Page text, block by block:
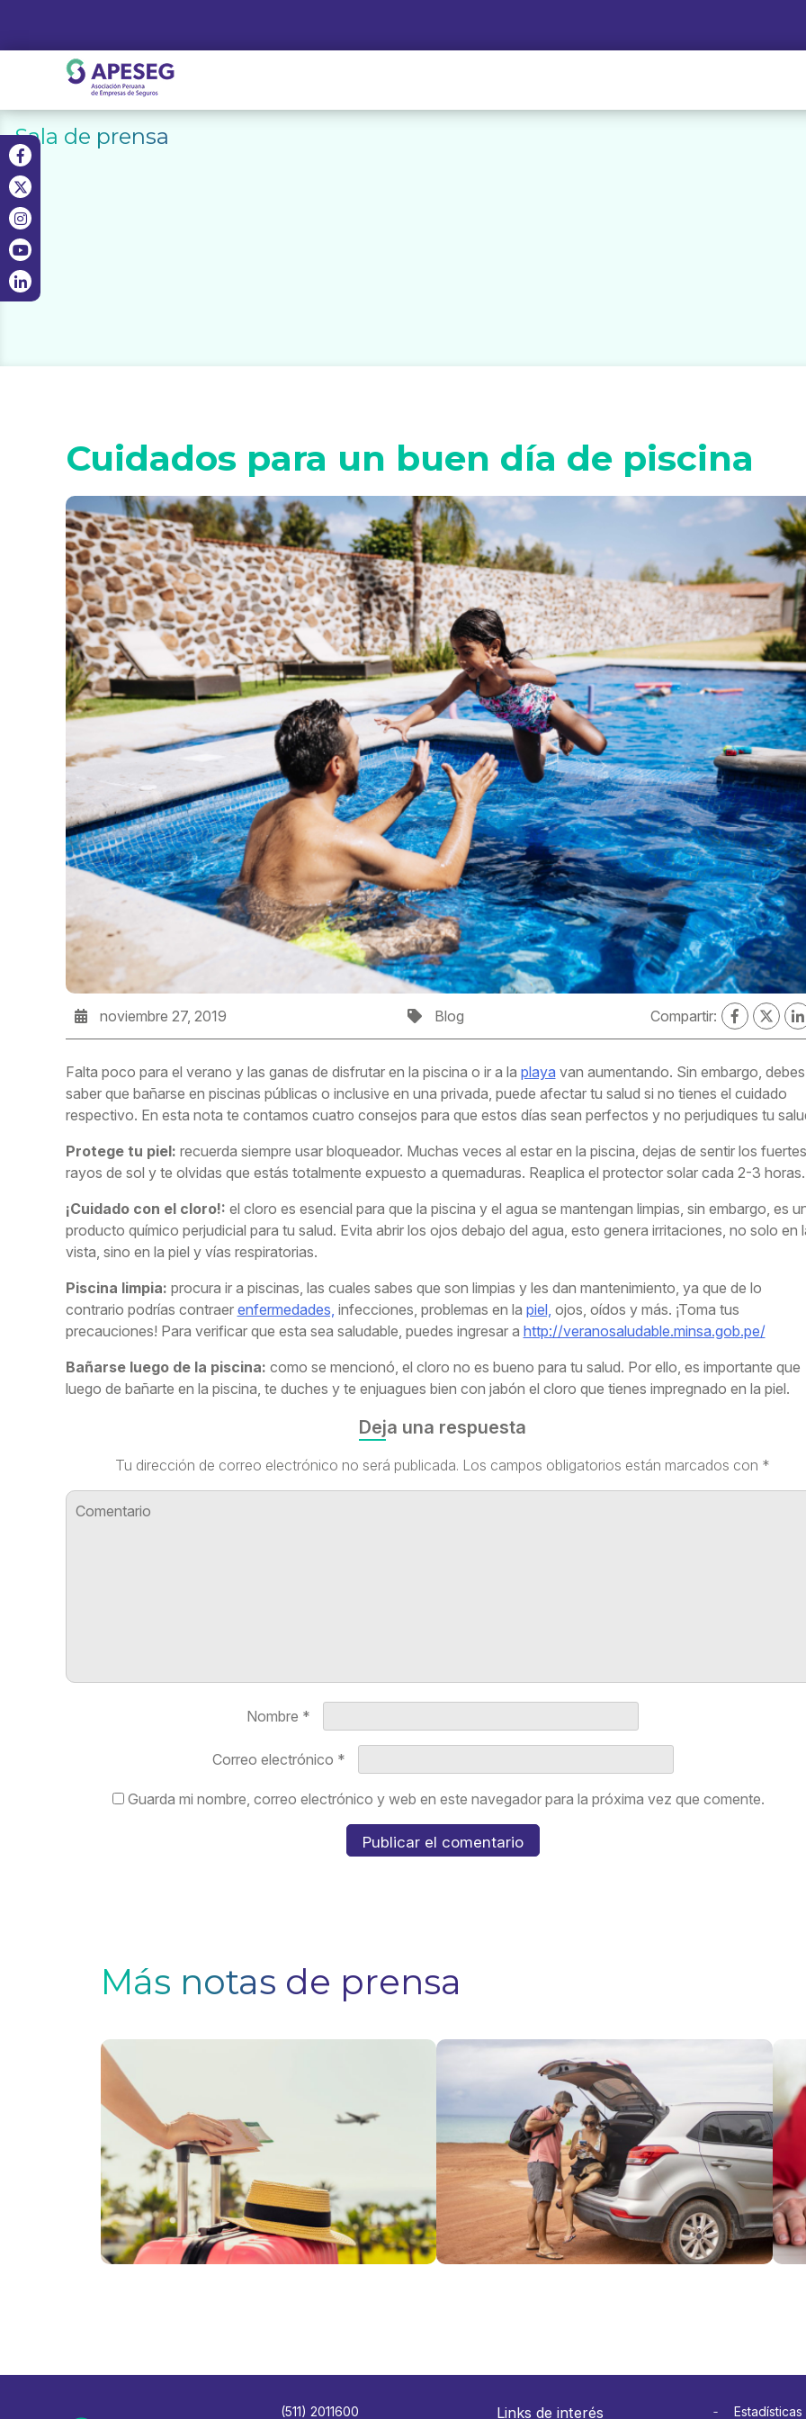
content
APESEG
Sala de prensa
Cuidados para un buen día de piscina
noviembre 27, 2019 Blog Compartir:
Falta poco para el verano y las ganas de disfrutar en la piscina o ir a la playa van aumentando. Sin embargo, debes
saber que bañarse en piscinas públicas o inclusive en una privada, puede afectar tu salud si no tienes el cuidado
respectivo. En esta nota te contamos cuatro consejos para que estos días sean perfectos y no perjudiques tu
Protege tu piel: recuerda siempre usar bloqueador. Muchas veces al estar en la piscina, dejas de sentir los fuertes
rayos de sol y te olvidas que estás totalmente expuesto a quemaduras. Reaplica el protector solar cada 2-3 horas.
¡Cuidado con el cloro!: el cloro es esencial para que la piscina y el agua se mantengan limpias, sin embargo, es
producto químico perjudicial para tu salud. Evita abrir los ojos debajo del agua, esto genera irritaciones, no solo en
vista, sino en la piel y vías respiratorias.
Piscina limpia: procura ir a piscinas, las cuales sabes que son limpias y les dan mantenimiento, ya que de lo
contrario podrías contraer enfermedades, infecciones, problemas en la piel, ojos, oídos y más. ¡Toma tus
precauciones! Para verificar que esta sea saludable, puedes ingresar a http://veranosaludable.minsa.gob.pe/
Bañarse luego de la piscina: como se mencionó, el cloro no es bueno para tu salud. Por ello, es importante que
luego de bañarte en la piscina, te duches y te enjuagues bien con jabón el cloro que tienes impregnado en la piel.
Deja una respuesta
Tu dirección de correo electrónico no será publicada. Los campos obligatorios están marcados con *
Nombre *
Correo electrónico *
Guarda mi nombre, correo electrónico y web en este navegador para la próxima vez que comente.
Más notas de prensa
Viajes por
qué hacer
si
necesitas
seguro en
el
y
en
Ver
(511) 2011600 Links de interés Estadísticas